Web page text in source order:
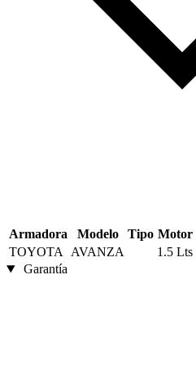
Armadora Modelo Tipo Motor
TOYOTA
AVANZA 1.5 Lts
Garantía